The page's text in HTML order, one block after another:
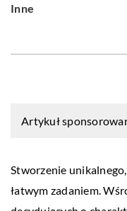
Inne
Artykuł
Stworzenie
łatwym zadaniem.